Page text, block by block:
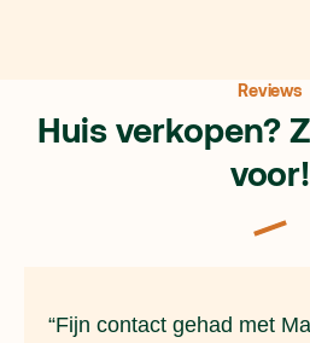
Reviews
Huis verkopen?
voor!
“Fijn contact gehad met